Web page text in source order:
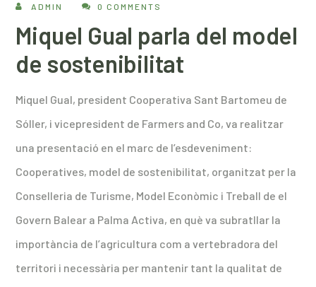
ADMIN 0 COMMENTS
Miquel Gual parla del model
de sostenibilitat
Miquel Gual, president Cooperativa Sant Bartomeu de
Sóller, i vicepresident de Farmers and Co, va realitzar
una presentació en el marc de l’esdeveniment:
Cooperatives, model de sostenibilitat, organitzat per la
Conselleria de Turisme, Model Econòmic i Treball de el
Govern Balear a Palma Activa, en què va subratllar la
importància de l’agricultura com a vertebradora del
territori i necessària per mantenir tant la qualitat de